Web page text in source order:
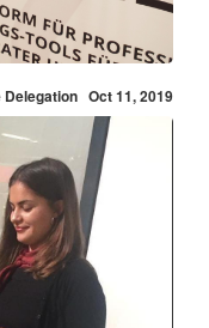
Oct 11, 2019